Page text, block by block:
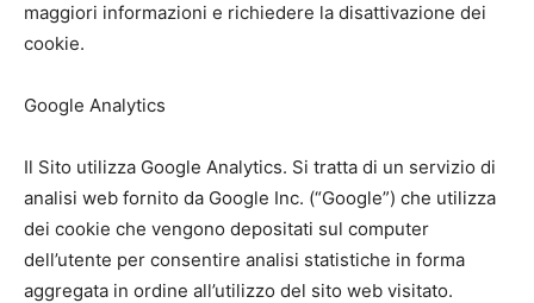
maggiori informazioni e richiedere la disattivazione dei
cookie.
Google Analytics
Il Sito utilizza Google Analytics. Si tratta di un servizio di
analisi web fornito da Google Inc. (“Google”) che utilizza
dei cookie che vengono depositati sul computer
dell’utente per consentire analisi statistiche in forma
aggregata in ordine all’utilizzo del sito web visitato.